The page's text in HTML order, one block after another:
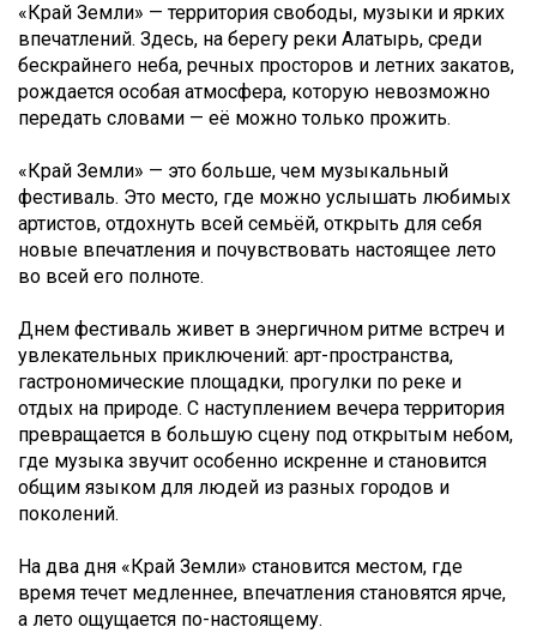
«Край Земли» — территория свободы, музыки и ярких
впечатлений. Здесь, на берегу реки Алатырь, среди
бескрайнего неба, речных просторов и летних закатов,
рождается особая атмосфера, которую невозможно
передать словами — её можно только прожить.
«Край Земли» — это больше, чем музыкальный
фестиваль. Это место, где можно услышать любимых
артистов, отдохнуть всей семьёй, открыть для себя
новые впечатления и почувствовать настоящее лето
во всей его полноте.
Днем фестиваль живет в энергичном ритме встреч и
увлекательных приключений: арт-пространства,
гастрономические площадки, прогулки по реке и
отдых на природе. С наступлением вечера территория
превращается в большую сцену под открытым небом,
где музыка звучит особенно искренне и становится
общим языком для людей из разных городов и
поколений.
На два дня «Край Земли» становится местом, где
время течет медленнее, впечатления становятся ярче,
а лето ощущается по-настоящему.